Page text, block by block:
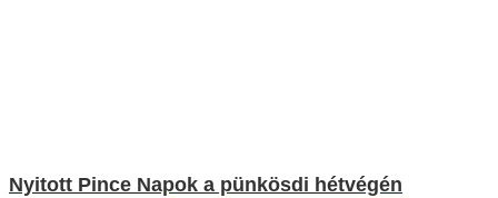
Nyitott Pince Napok a pünkösdi hétvégén